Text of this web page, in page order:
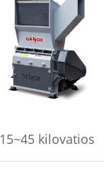
APRENDE MÁS
15~45 kilovatios